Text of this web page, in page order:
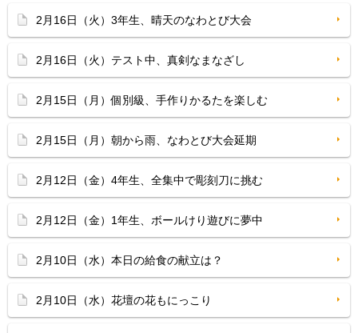
2月16日（火）3年生、晴天のなわとび大会
2月16日（火）テスト中、真剣なまなざし
2月15日（月）個別級、手作りかるたを楽しむ
2月15日（月）朝から雨、なわとび大会延期
2月12日（金）4年生、全集中で彫刻刀に挑む
2月12日（金）1年生、ボールけり遊びに夢中
2月10日（水）本日の給食の献立は？
2月10日（水）花壇の花もにっこり